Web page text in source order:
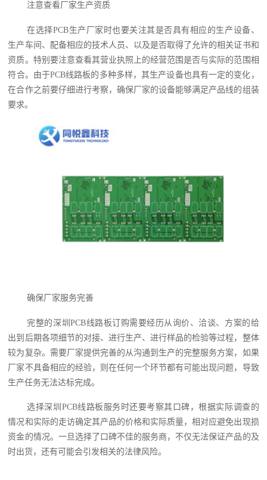
注意查看厂家生产资质
在选择PCB生产厂家时也要关注其是否具有相应的生产设备、
生产车间、配备相应的技术人员、以及是否取得了允许的相关证书和
资质。特别要注意查看其营业执照上的经营范围是否与实际的范围相
符合。由于PCB线路板的多种多样，其生产设备也具有一定的变化，
在合作之前要仔细进行考察，确保厂家的设备能够满足产品线的组装
要求。
确保厂家服务完善
完整的深圳PCB线路板订购需要经历从询价、洽谈、方案的给
出到后期各项细节的对接、进行生产、进行样品的检验等过程，整体
较为复杂。需要厂家提供完善的从沟通到生产的完整服务方案，如果
厂家不具备相应的经验，则在任何一个环节都有可能出现问题，导致
生产任务无法达标完成。
选择深圳PCB线路板服务时还要考察其口碑，根据实际调查的
情况和实际的走访确定其产品的价格和实际质量，相对应避免出现损
资金的情况。一旦选择了口碑不佳的服务商，不仅无法保证产品的及
时出货，还有可能会引发相关的法律风险。